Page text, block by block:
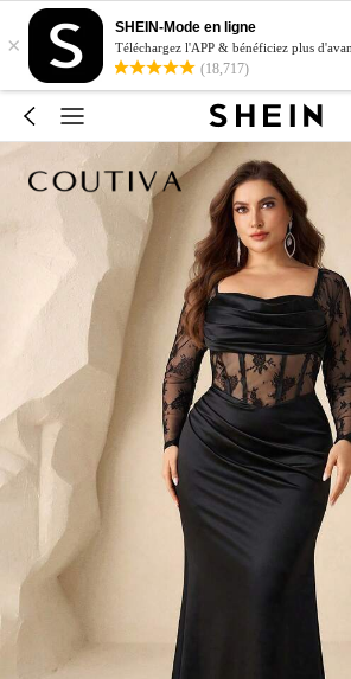
×
SHEIN-Mode en ligne
Téléchargez l'APP & bénéficiez plus
(18,717)